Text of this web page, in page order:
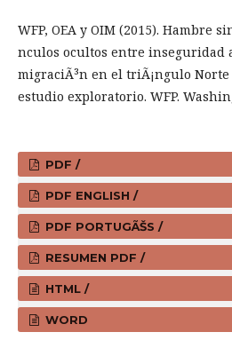
WFP, OEA y OIM (2015). Hambre
nculos ocultos entre inseguridad
migraciÃ³n en el triÃ¡ngulo
estudio exploratorio. WFP.
PDF /
PDF ENGLISH /
PDF PORTUGÃŠS /
RESUMEN PDF /
HTML /
WORD